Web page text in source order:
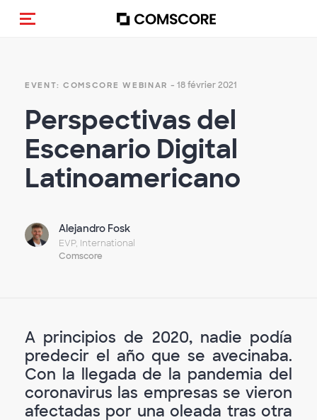
(Des)activer la navigation
EVENT: COMSCORE WEBINAR - 18 février 2021
Perspectivas del
Escenario Digital
Latinoamericano
Alejandro Fosk
EVP, International
Comscore
A principios de 2020, nadie podía
predecir el año que se avecinaba.
Con la llegada de la pandemia del
coronavirus las empresas se vieron
afectadas por una oleada tras otra